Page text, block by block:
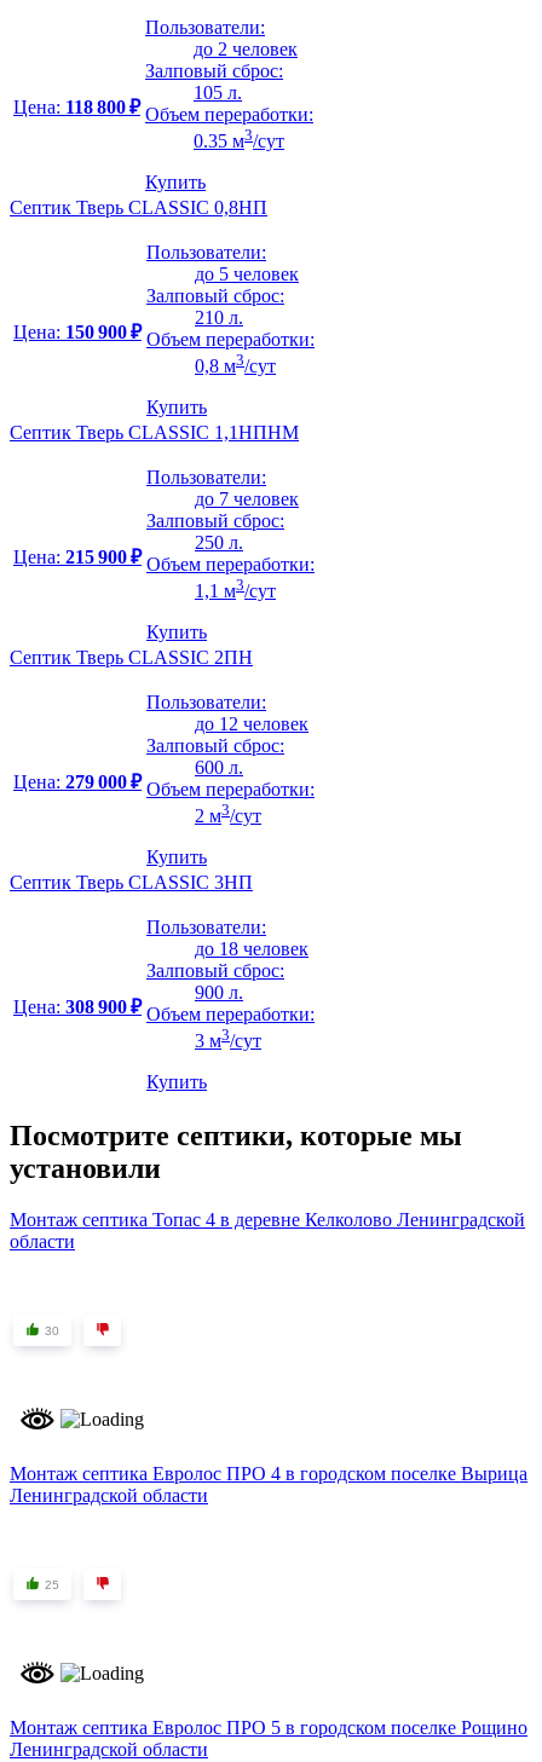
Цена: 118 800 ₽
Пользователи:
до 2 человек
Залповый сброс:
105 л.
Объем переработки:
0.35 м3/сут
Купить
Септик Тверь CLASSIC 0,8НП
Цена: 150 900 ₽
Пользователи:
до 5 человек
Залповый сброс:
210 л.
Объем переработки:
0,8 м3/сут
Купить
Септик Тверь CLASSIC 1,1НПНМ
Цена: 215 900 ₽
Пользователи:
до 7 человек
Залповый сброс:
250 л.
Объем переработки:
1,1 м3/сут
Купить
Септик Тверь CLASSIC 2ПН
Цена: 279 000 ₽
Пользователи:
до 12 человек
Залповый сброс:
600 л.
Объем переработки:
2 м3/сут
Купить
Септик Тверь CLASSIC 3НП
Цена: 308 900 ₽
Пользователи:
до 18 человек
Залповый сброс:
900 л.
Объем переработки:
3 м3/сут
Купить
Посмотрите септики, которые мы
установили
Монтаж септика Топас 4 в деревне Келколово Ленинградской
области
30
Монтаж септика Евролос ПРО 4 в городском поселке Вырица
Ленинградской области
25
Монтаж септика Евролос ПРО 5 в городском поселке Рощино
Ленинградской области